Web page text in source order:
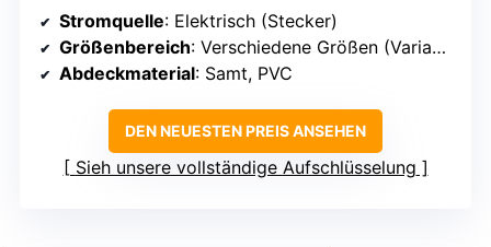
Stromquelle: Elektrisch (Stecker)
Größenbereich: Verschiedene Größen (Variabel)
Abdeckmaterial: Samt, PVC
DEN NEUESTEN PREIS ANSEHEN
Sieh unsere vollständige Aufschlüsselung